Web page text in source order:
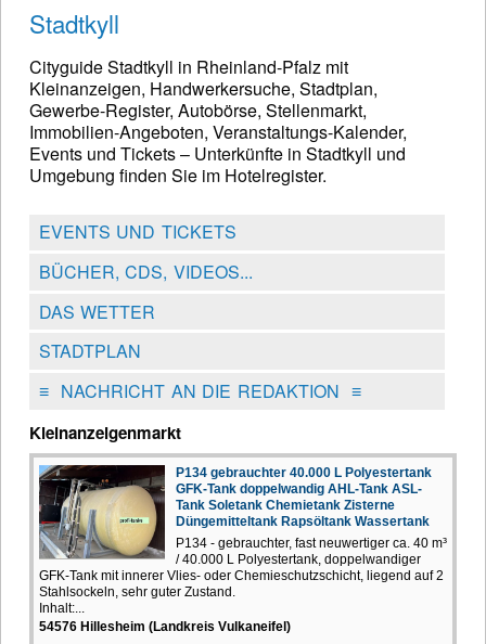
Stadtkyll
Cityguide Stadtkyll in Rheinland-Pfalz mit
Kleinanzeigen, Handwerkersuche, Stadtplan,
Gewerbe-Register, Autobörse, Stellenmarkt,
Immobilien-Angeboten, Veranstaltungs-Kalender,
Events und Tickets – Unterkünfte in Stadtkyll und
Umgebung finden Sie im Hotelregister.
EVENTS UND TICKETS
BÜCHER, CDS, VIDEOS...
DAS WETTER
STADTPLAN
≡NACHRICHT AN DIE REDAKTION ≡
Kleinanzeigenmarkt
P134 gebrauchter 40.000 L Polyestertank
GFK-Tank doppelwandig AHL-Tank ASL-
Tank Soletank Chemietank Zisterne
Düngemitteltank Rapsöltank Wassertank
P134 - gebrauchter, fast neuwertiger ca. 40 m³
/ 40.000 L Polyestertank, doppelwandiger
GFK-Tank mit innerer Vlies- oder Chemieschutzschicht, liegend auf 2
Stahlsockeln, sehr guter Zustand.
Inhalt:...
54576 Hillesheim (Landkreis Vulkaneifel)